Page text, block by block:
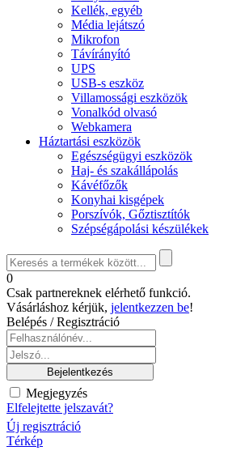
Kellék, egyéb
Média lejátszó
Mikrofon
Távírányító
UPS
USB-s eszköz
Villamossági eszközök
Vonalkód olvasó
Webkamera
Háztartási eszközök
Egészségügyi eszközök
Haj- és szakállápolás
Kávéfőzők
Konyhai kisgépek
Porszívók, Gőztisztítók
Szépségápolási készülékek
0
Csak partnereknek elérhető funkció.
Vásárláshoz kérjük, jelentkezzen be!
Belépés / Regisztráció
Megjegyzés
Elfelejtette jelszavát?
Új regisztráció
Térkép